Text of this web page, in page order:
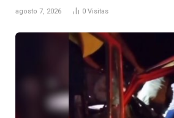
agosto 7, 2026 0 Visitas